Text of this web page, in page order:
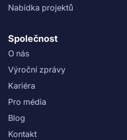
Nabídka projektů
Společnost
O nás
Výroční zprávy
Kariéra
Pro média
Blog
Kontakt